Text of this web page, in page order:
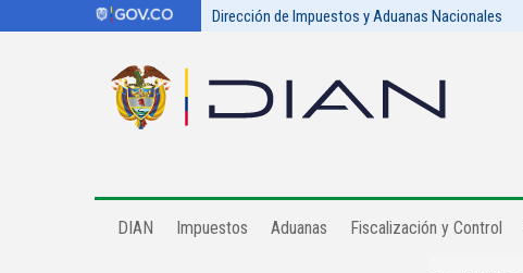
Dirección de Impuestos y Aduanas Nacionales
DIAN Impuestos Aduanas Fiscalización y Control​